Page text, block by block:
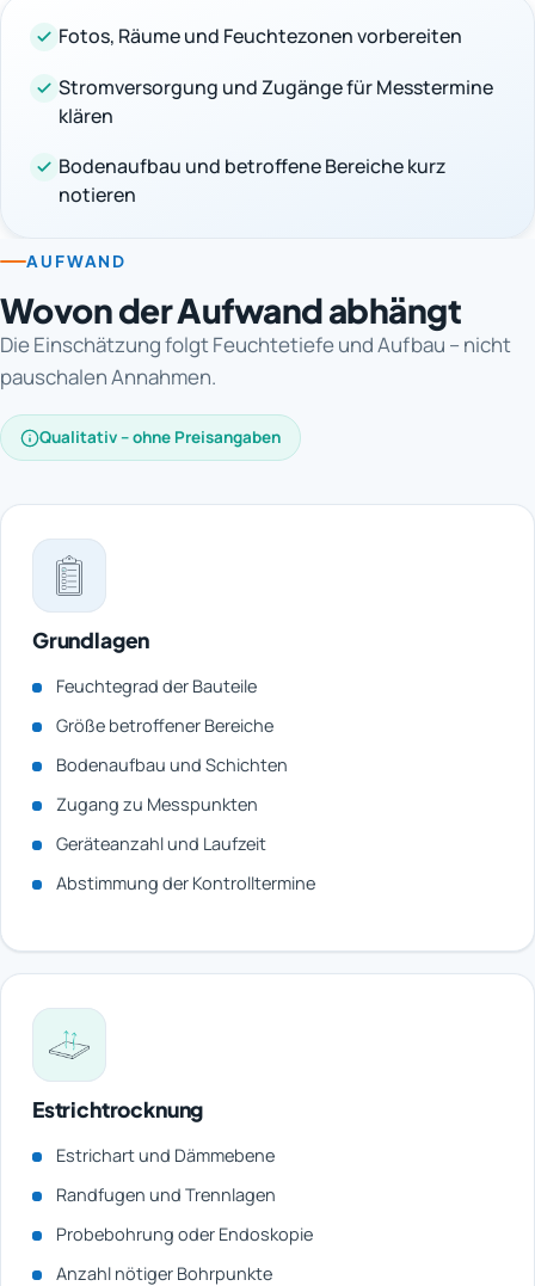
Fotos, Räume und Feuchtezonen vorbereiten
Stromversorgung und Zugänge für Messtermine
klären
Bodenaufbau und betroffene Bereiche kurz
notieren
AUFWAND
Wovon der Aufwand abhängt
Die Einschätzung folgt Feuchtetiefe und Aufbau – nicht
pauschalen Annahmen.
Qualitativ – ohne Preisangaben
Grundlagen
Feuchtegrad der Bauteile
Größe betroffener Bereiche
Bodenaufbau und Schichten
Zugang zu Messpunkten
Geräteanzahl und Laufzeit
Abstimmung der Kontrolltermine
Estrichtrocknung
Estrichart und Dämmebene
Randfugen und Trennlagen
Probebohrung oder Endoskopie
Anzahl nötiger Bohrpunkte